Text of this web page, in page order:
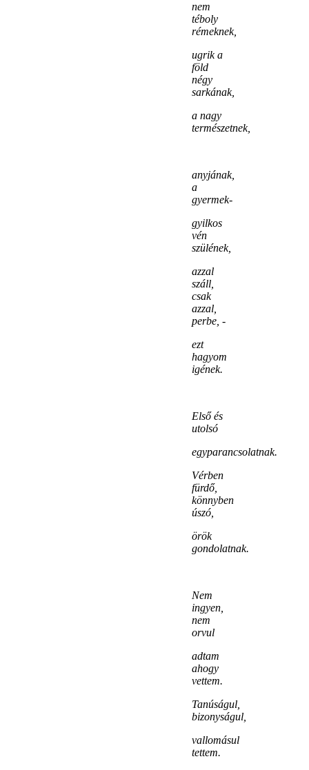
nem
téboly
rémeknek,
ugrik a
föld
négy
sarkának,
a nagy
természetnek,
anyjának,
a
gyermek-
gyilkos
vén
szülének,
azzal
száll,
csak
azzal,
perbe, -
ezt
hagyom
igének.
Első és
utolsó
egyparancsolatnak.
Vérben
fürdő,
könnyben
úszó,
örök
gondolatnak.
Nem
ingyen,
nem
orvul
adtam
ahogy
vettem.
Tanúságul,
bizonyságul,
vallomásul
tettem.